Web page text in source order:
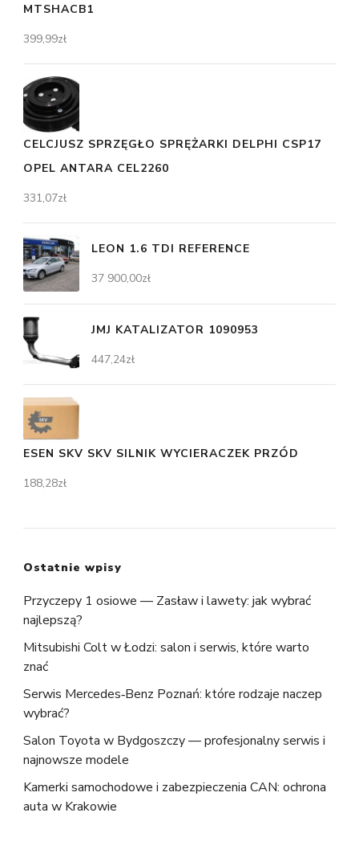
MTSHACB1
399,99zł
CELCJUSZ SPRZĘGŁO SPRĘŻARKI DELPHI CSP17
OPEL ANTARA CEL2260
331,07zł
LEON 1.6 TDI REFERENCE
37 900,00zł
JMJ KATALIZATOR 1090953
447,24zł
ESEN SKV SKV SILNIK WYCIERACZEK PRZÓD
188,28zł
Ostatnie wpisy
Przyczepy 1 osiowe — Zasław i lawety: jak wybrać
najlepszą?
Mitsubishi Colt w Łodzi: salon i serwis, które warto
znać
Serwis Mercedes‑Benz Poznań: które rodzaje naczep
wybrać?
Salon Toyota w Bydgoszczy — profesjonalny serwis i
najnowsze modele
Kamerki samochodowe i zabezpieczenia CAN: ochrona
auta w Krakowie